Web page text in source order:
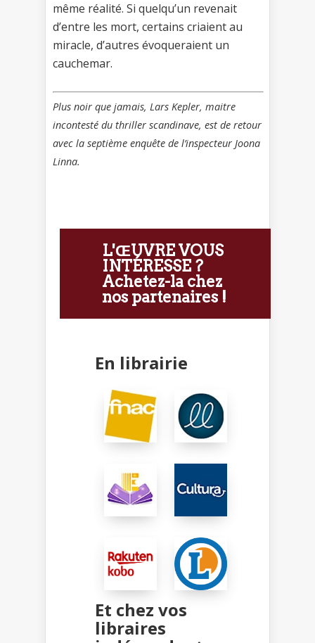
même réalité. Si quelqu’un revenait
d’entre les mort, certains criaient au
miracle, d’autres évoqueraient un
cauchemar.
Plus noir que jamais, Lars Kepler, maitre
incontesté du thriller scandinave, est de retour
avec la septième enquête de l’inspecteur Joona
Linna.
L'ŒUVRE VOUS
INTÉRESSE ?
Achetez-la chez
nos partenaires !
En librairie
Et chez vos
libraires